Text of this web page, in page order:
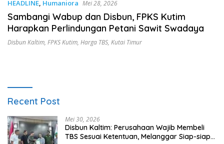
HEADLINE, Humaniora Mei 28, 2026
Sambangi Wabup dan Disbun, FPKS Kutim
Harapkan Perlindungan Petani Sawit Swadaya
Disbun Kaltim, FPKS Kutim, Harga TBS, Kutai Timur
Recent Post
Mei 30, 2026
Disbun Kaltim: Perusahaan Wajib Membeli
TBS Sesuai Ketentuan, Melanggar Siap-siap